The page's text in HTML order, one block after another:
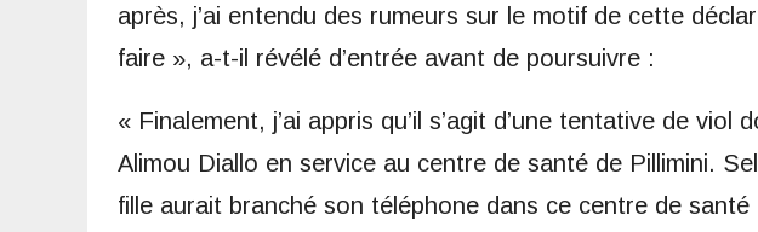
après, j’ai entendu des rumeurs sur le motif de cette
faire », a-t-il révélé d’entrée avant de poursuivre :
« Finalement, j’ai appris qu’il s’agit d’une tentative de viol
Alimou Diallo en service au centre de santé de Pillimini.
fille aurait branché son téléphone dans ce centre de santé